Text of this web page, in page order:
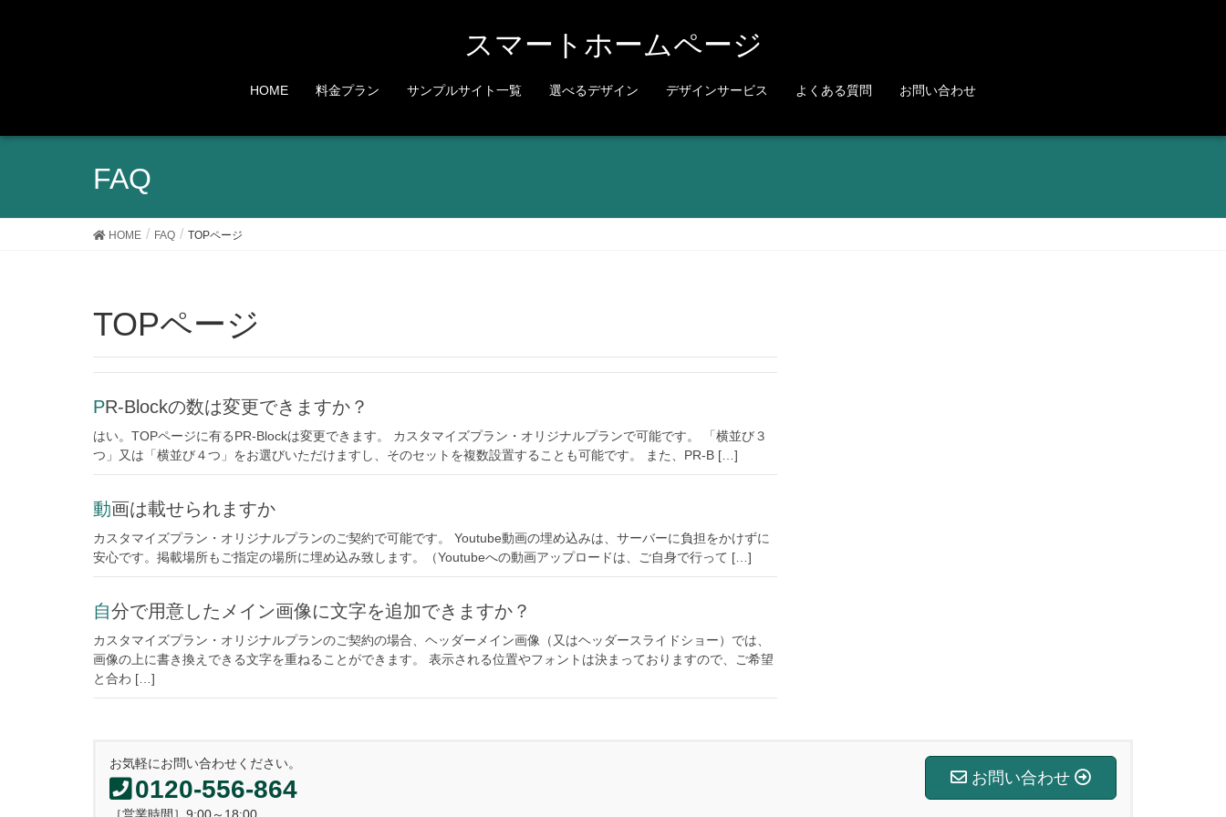
スマートホームページ
HOME 料金プラン サンプルサイト一覧 選べるデザイン デザインサービス よくある質問 お問い合わせ
FAQ
HOME FAQ TOPページ
TOPページ
PR-Blockの数は変更できますか？
はい。TOPページに有るPR-Blockは変更できます。 カスタマイズプラン・オリジナルプランで可能です。 「横並び３
つ」又は「横並び４つ」をお選びいただけますし、そのセットを複数設置することも可能です。 また、PR-B […]
動画は載せられますか
カスタマイズプラン・オリジナルプランのご契約で可能です。 Youtube動画の埋め込みは、サーバーに負担をかけずに
安心です。掲載場所もご指定の場所に埋め込み致します。（Youtubeへの動画アップロードは、ご自身で行って […]
自分で用意したメイン画像に文字を追加できますか？
カスタマイズプラン・オリジナルプランのご契約の場合、ヘッダーメイン画像（又はヘッダースライドショー）では、
画像の上に書き換えできる文字を重ねることができます。 表示される位置やフォントは決まっておりますので、ご希望
と合わ […]
お気軽にお問い合わせください。
0120-556-864 お問い合わせ